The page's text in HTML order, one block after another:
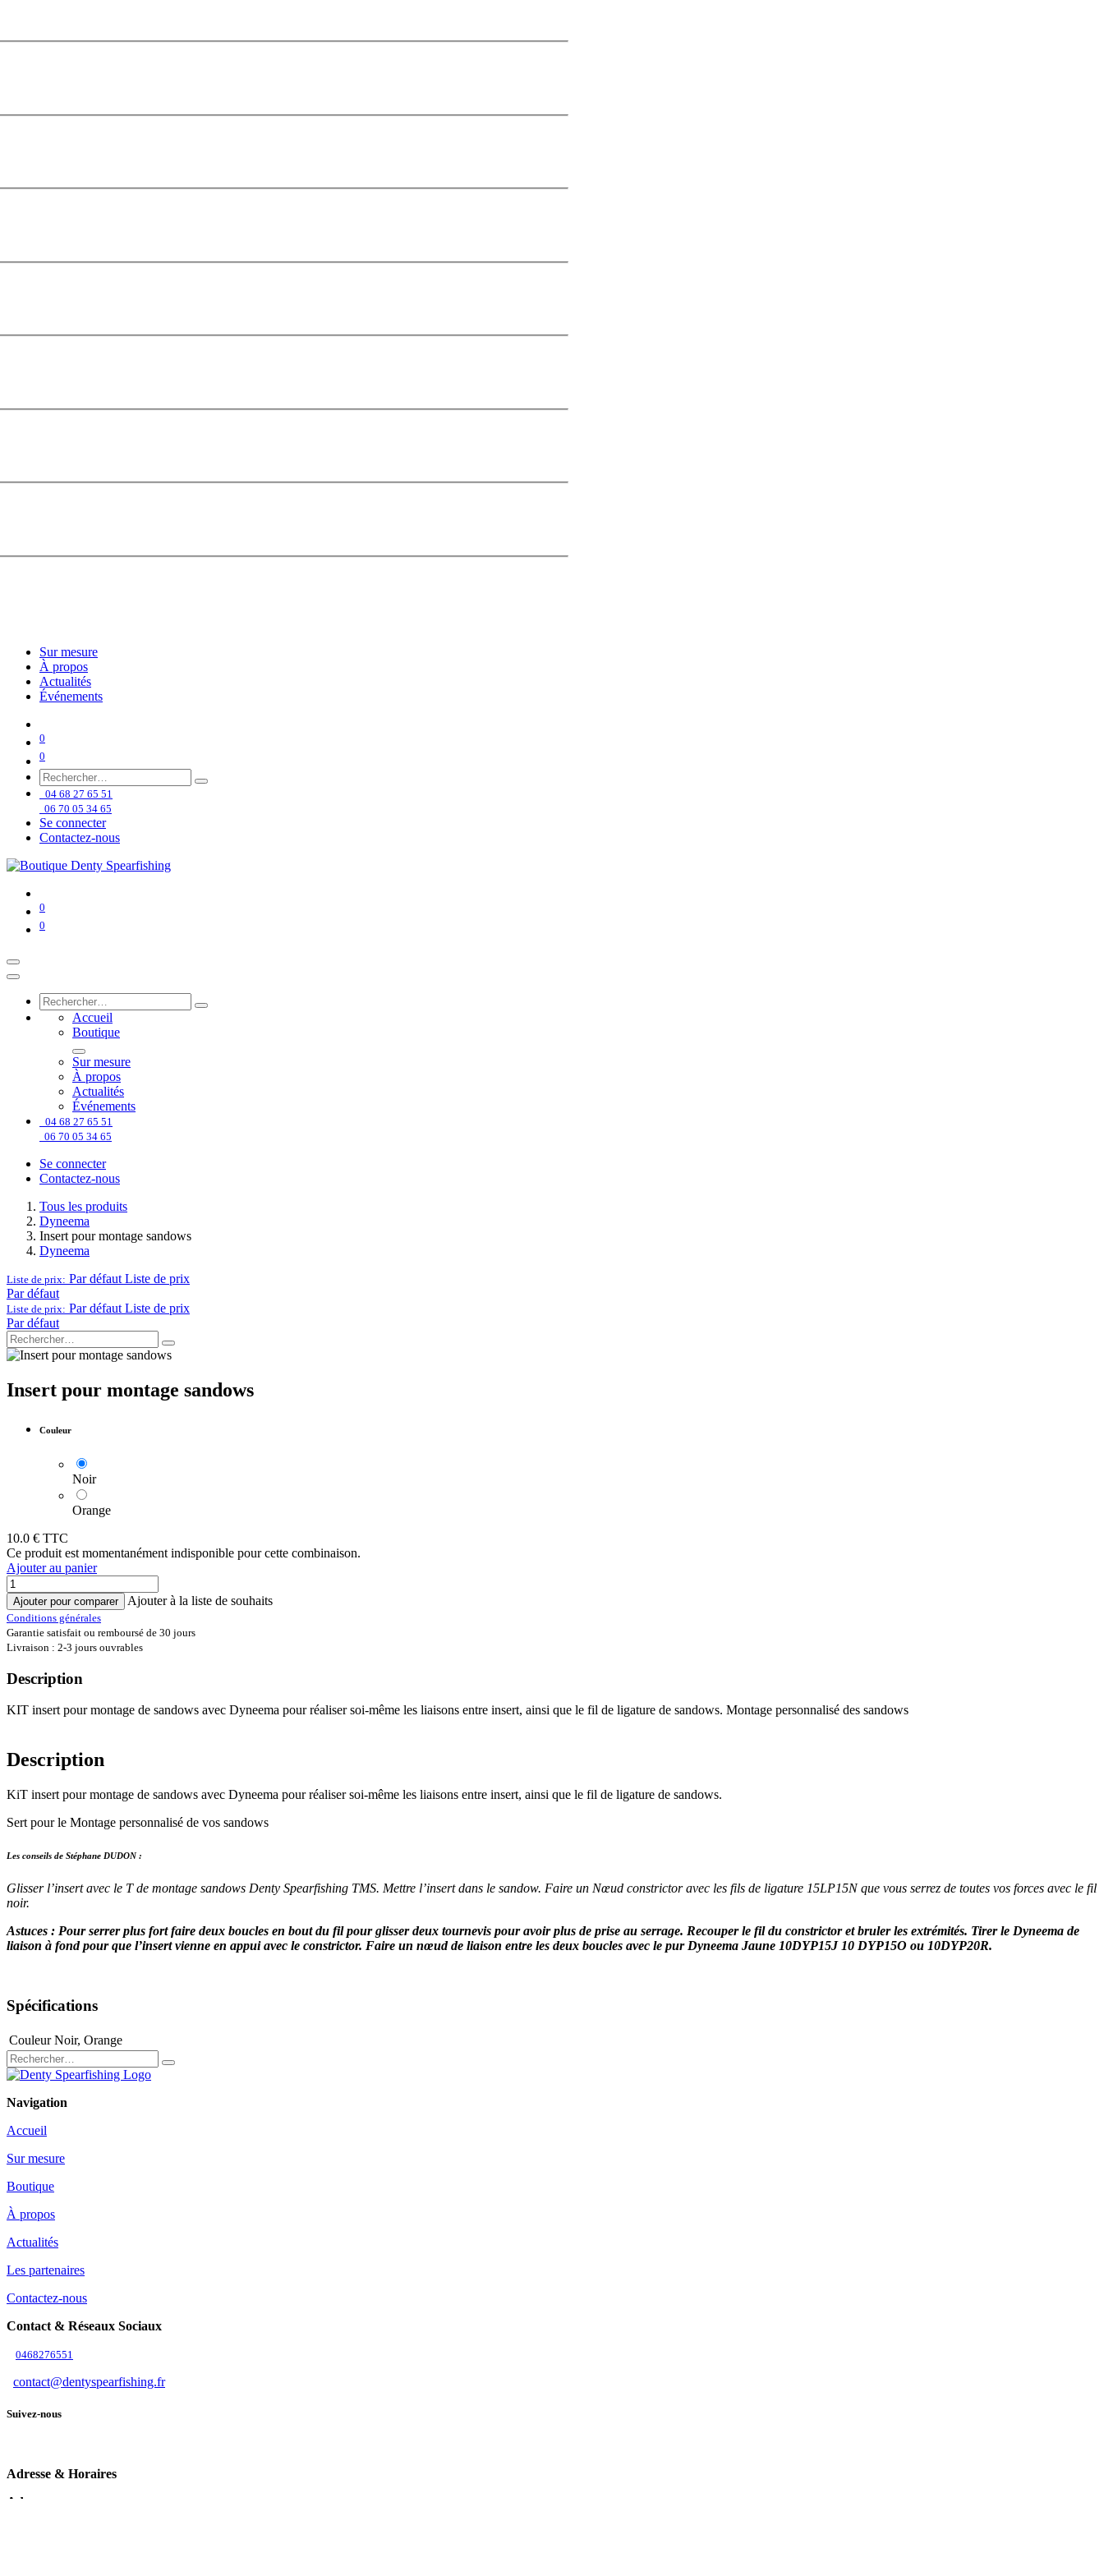
Sur mesure
À propos
Actualités
Événements
0
0
04 68 27 65 51
06 70 05 34 65
Se connecter
Contactez-nous
0
0
Accueil
Boutique
Sur mesure
À propos
Actualités
Événements
04 68 27 65 51
06 70 05 34 65
Se connecter
Contactez-nous
Tous les produits
Dyneema
Insert pour montage sandows
Dyneema
Liste de prix: Par défaut Liste de prix
Par défaut
Liste de prix: Par défaut Liste de prix
Par défaut
Insert pour montage sandows
Couleur
Noir
Orange
10.0 € TTC
Ce produit est momentanément indisponible pour cette combinaison.
Ajouter au panier
Ajouter pour comparer Ajouter à la liste de souhaits
Conditions générales
Garantie satisfait ou remboursé de 30 jours
Livraison : 2-3 jours ouvrables
Description
KIT insert pour montage de sandows avec Dyneema pour réaliser soi-même les liaisons entre insert, ainsi que le fil de ligature de sandows. Montage personnalisé des sandows
Description
KiT insert pour montage de sandows avec Dyneema pour réaliser soi-même les liaisons entre insert, ainsi que le fil de ligature de sandows.
Sert pour le Montage personnalisé de vos sandows
Les conseils de Stéphane DUDON :
Glisser l’insert avec le T de montage sandows Denty Spearfishing TMS. Mettre l’insert dans le sandow. Faire un Nœud constrictor avec les fils de ligature 15LP15N que vous serrez de toutes vos forces avec le fil
noir.
Astuces : Pour serrer plus fort faire deux boucles en bout du fil pour glisser deux tournevis pour avoir plus de prise au serrage. Recouper le fil du constrictor et bruler les extrémités. Tirer le Dyneema de
liaison à fond pour que l’insert vienne en appui avec le constrictor. Faire un nœud de liaison entre les deux boucles avec le pur Dyneema Jaune 10DYP15J 10 DYP15O ou 10DYP20R.
Spécifications
Couleur Noir, Orange
Navigation
Accueil
Sur mesure
Boutique
À propos
Actualités
Les partenaires
Contactez-nous
Contact & Réseaux Sociaux
0468276551
contact@dentyspearfishing.fr
Suivez-nous
Adresse & Horaires
Adresse